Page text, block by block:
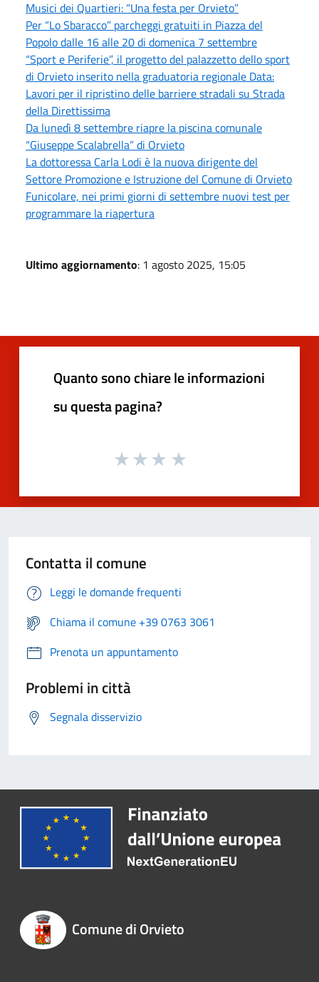
Musici dei Quartieri: “Una festa per Orvieto”
Per “Lo Sbaracco” parcheggi gratuiti in Piazza del
Popolo dalle 16 alle 20 di domenica 7 settembre
“Sport e Periferie”, il progetto del palazzetto dello sport
di Orvieto inserito nella graduatoria regionale Data:
Lavori per il ripristino delle barriere stradali su Strada
della Direttissima
Da lunedì 8 settembre riapre la piscina comunale
“Giuseppe Scalabrella” di Orvieto
La dottoressa Carla Lodi è la nuova dirigente del
Settore Promozione e Istruzione del Comune di Orvieto
Funicolare, nei primi giorni di settembre nuovi test per
programmare la riapertura
Ultimo aggiornamento: 1 agosto 2025, 15:05
Quanto sono chiare le informazioni
su questa pagina?
Contatta il comune
Leggi le domande frequenti
Chiama il comune +39 0763 3061
Prenota un appuntamento
Problemi in città
Segnala disservizio
Comune di Orvieto